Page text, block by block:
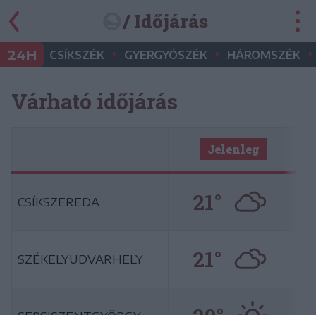
/ Időjárás
24H CSÍKSZÉK • GYERGYÓSZÉK • HÁROMSZÉK •
Várható időjárás
Jelenleg
CSÍKSZEREDA 21°
SZÉKELYUDVARHELY 21°